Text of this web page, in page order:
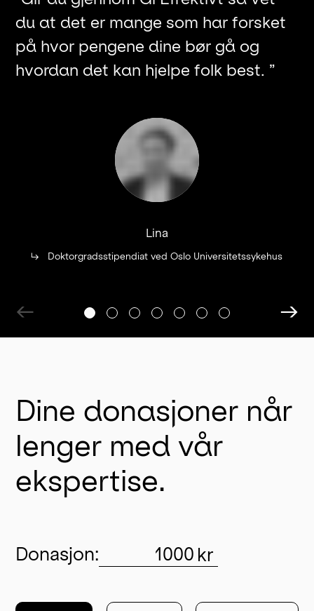
←
du at det er mange som har forsket
på hvor pengene dine bør gå og
hvordan det kan hjelpe folk best. ”
Lina
↳ Doktorgradsstipendiat ved Oslo Universitetssykehus
→
Dine donasjoner når
lenger med vår
ekspertise.
Donasjon: